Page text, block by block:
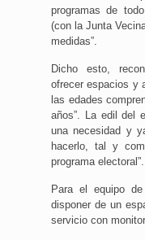
programas de
(con la Junta
medidas”.
Dicho esto,
ofrecer espacios y
las edades
años”. La edil del
una necesidad y
hacerlo, tal y
programa electoral”.
Para el equipo
disponer de un
servicio con monitor.